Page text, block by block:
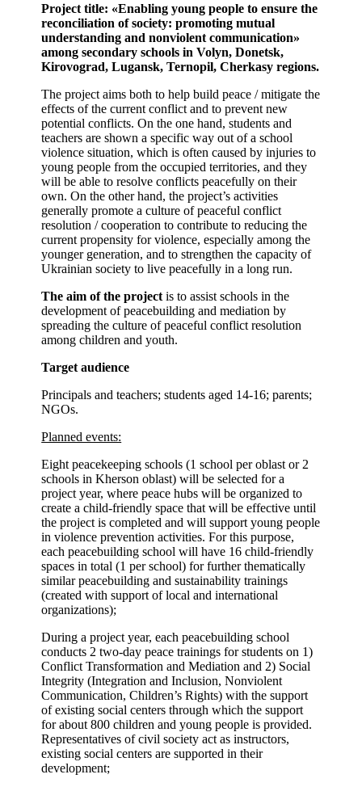
Project title: «Enabling young people to ensure the
reconciliation of society: promoting mutual
understanding and nonviolent communication»
among secondary schools in Volyn, Donetsk,
Kirovograd, Lugansk, Ternopil, Cherkasy regions.
The project aims both to help build peace / mitigate the
effects of the current conflict and to prevent new
potential conflicts. On the one hand, students and
teachers are shown a specific way out of a school
violence situation, which is often caused by injuries to
young people from the occupied territories, and they
will be able to resolve conflicts peacefully on their
own. On the other hand, the project’s activities
generally promote a culture of peaceful conflict
resolution / cooperation to contribute to reducing the
current propensity for violence, especially among the
younger generation, and to strengthen the capacity of
Ukrainian society to live peacefully in a long run.
The aim of the project is to assist schools in the
development of peacebuilding and mediation by
spreading the culture of peaceful conflict resolution
among children and youth.
Target audience
Principals and teachers; students aged 14-16; parents;
NGOs.
Planned events:
Eight peacekeeping schools (1 school per oblast or 2
schools in Kherson oblast) will be selected for a
project year, where peace hubs will be organized to
create a child-friendly space that will be effective until
the project is completed and will support young people
in violence prevention activities. For this purpose,
each peacebuilding school will have 16 child-friendly
spaces in total (1 per school) for further thematically
similar peacebuilding and sustainability trainings
(created with support of local and international
organizations);
During a project year, each peacebuilding school
conducts 2 two-day peace trainings for students on 1)
Conflict Transformation and Mediation and 2) Social
Integrity (Integration and Inclusion, Nonviolent
Communication, Children’s Rights) with the support
of existing social centers through which the support
for about 800 children and young people is provided.
Representatives of civil society act as instructors,
existing social centers are supported in their
development;